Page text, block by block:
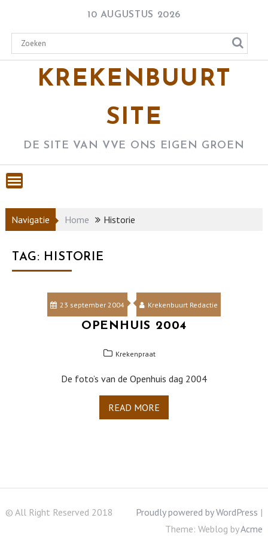
content
10 AUGUSTUS 2026
KREKENBUURT
SITE
DE SITE VAN VVE ONS EIGEN GROEN
Navigatie Home Historie
TAG: HISTORIE
23 september 2004 Krekenbuurt Redactie
OPENHUIS 2004
Krekenpraat
De foto’s van de Openhuis dag 2004
READ MORE
© All Right Reserved 2018 Proudly powered by WordPress |
Theme: Weblog byAcme